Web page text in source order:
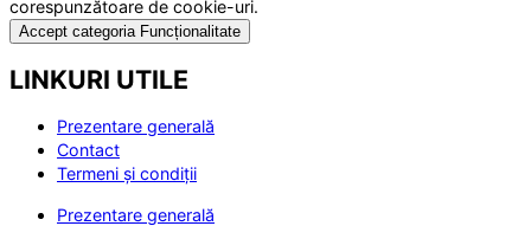
corespunzătoare de cookie-uri.
Accept categoria Funcționalitate
LINKURI UTILE
Prezentare generală
Contact
Termeni și condiții
Prezentare generală